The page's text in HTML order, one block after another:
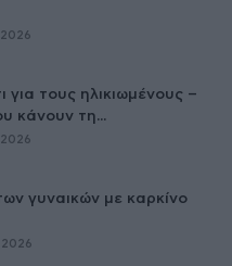
για τους ηλικιωμένους –
κάνουν τη...
γυναικών με καρκίνο